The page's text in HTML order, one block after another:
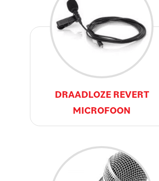
DRAADLOZE REVERT
MICROFOON